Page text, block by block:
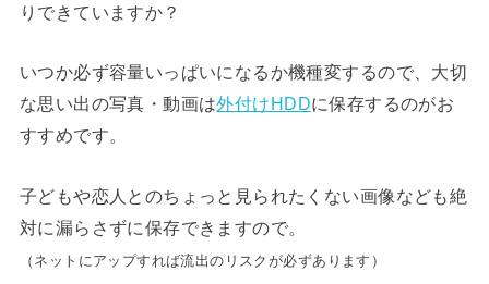
りできていますか？
いつか必ず容量いっぱいになるか機種変するので、大切
な思い出の写真・動画は外付けHDDに保存するのがお
すすめです。
子どもや恋人とのちょっと見られたくない画像なども絶
対に漏らさずに保存できますので。
（ネットにアップすれば流出のリスクが必ずあります）